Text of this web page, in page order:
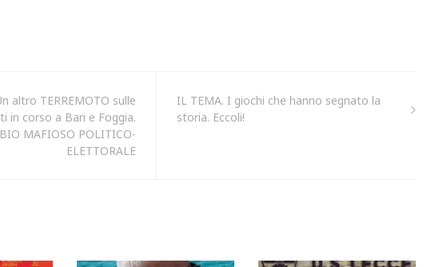
altro TERREMOTO sulle
in corso a Bari e Foggia.
MAFIOSO POLITICO-
ELETTORALE
IL TEMA. I giochi che hanno segnato la
storia. Eccoli!